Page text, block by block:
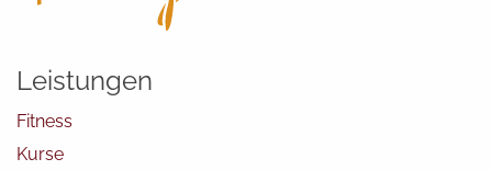
Leistungen
Fitness
Kurse